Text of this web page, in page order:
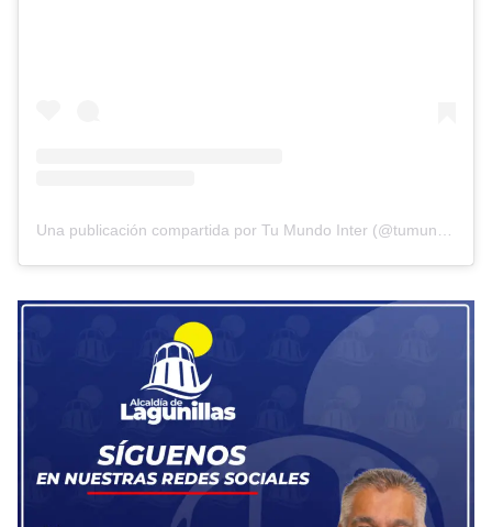
Una publicación compartida por Tu Mundo Inter (@tumundointer)